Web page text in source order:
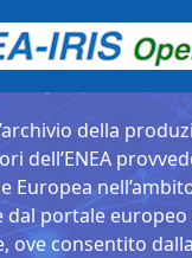
della
dell’ENEA
Europea
portale
ove consentito